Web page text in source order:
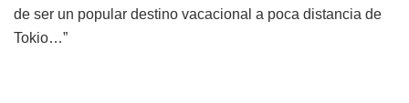
de ser un popular destino vacacional a poca distancia de
Tokio…”